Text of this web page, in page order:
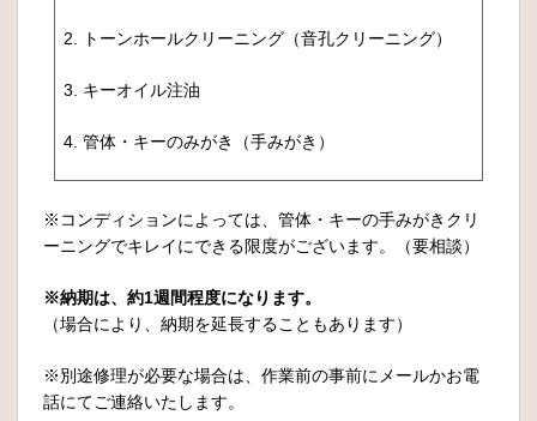
2. トーンホールクリーニング（音孔クリーニング）
3. キーオイル注油
4. 管体・キーのみがき（手みがき）
※コンディションによっては、管体・キーの手みがきクリ
ーニングでキレイにできる限度がございます。（要相談）
※納期は、約1週間程度になります。
（場合により、納期を延長することもあります）
※別途修理が必要な場合は、作業前の事前にメールかお電
話にてご連絡いたします。